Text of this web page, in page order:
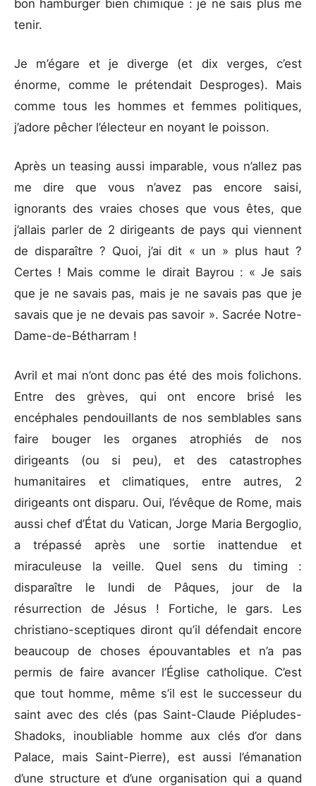
bon hamburger bien chimique : je ne sais plus me
tenir.
Je m’égare et je diverge (et dix verges, c’est
énorme, comme le prétendait Desproges). Mais
comme tous les hommes et femmes politiques,
j’adore pêcher l’électeur en noyant le poisson.
Après un teasing aussi imparable, vous n’allez pas
me dire que vous n’avez pas encore saisi,
ignorants des vraies choses que vous êtes, que
j’allais parler de 2 dirigeants de pays qui viennent
de disparaître ? Quoi, j’ai dit « un » plus haut ?
Certes ! Mais comme le dirait Bayrou : « Je sais
que je ne savais pas, mais je ne savais pas que je
savais que je ne devais pas savoir ». Sacrée Notre-
Dame-de-Bétharram !
Avril et mai n’ont donc pas été des mois folichons.
Entre des grèves, qui ont encore brisé les
encéphales pendouillants de nos semblables sans
faire bouger les organes atrophiés de nos
dirigeants (ou si peu), et des catastrophes
humanitaires et climatiques, entre autres, 2
dirigeants ont disparu. Oui, l’évêque de Rome, mais
aussi chef d’État du Vatican, Jorge Maria Bergoglio,
a trépassé après une sortie inattendue et
miraculeuse la veille. Quel sens du timing :
disparaître le lundi de Pâques, jour de la
résurrection de Jésus ! Fortiche, le gars. Les
christiano-sceptiques diront qu’il défendait encore
beaucoup de choses épouvantables et n’a pas
permis de faire avancer l’Église catholique. C’est
que tout homme, même s’il est le successeur du
saint avec des clés (pas Saint-Claude Piépludes-
Shadoks, inoubliable homme aux clés d’or dans
Palace, mais Saint-Pierre), est aussi l’émanation
d’une structure et d’une organisation qui a quand